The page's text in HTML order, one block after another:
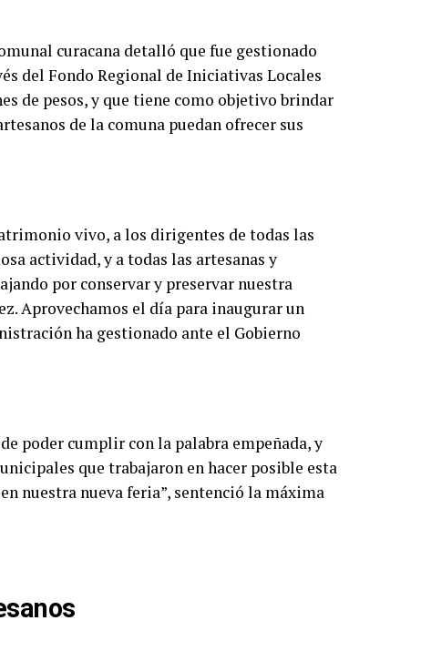
curacana detalló que fue gestionado
del Fondo Regional de Iniciativas Locales
de pesos,y que tiene como objetivo brindar
de la comuna puedan ofrecer sus
vivo, a los dirigentes de todas las
actividad, y a todas las artesanas y
por conservar y preservar nuestra
Aprovechamos el día para inaugurar un
ha gestionado ante el Gobierno
poder cumplir con la palabra empeñada, y
que trabajaron en hacer posible esta
nuestra nueva feria”, sentenció la máxima